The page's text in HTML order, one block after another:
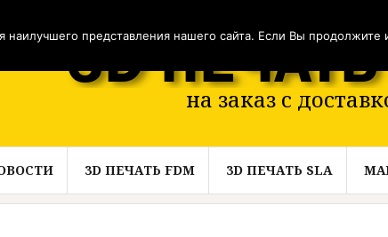
на заказ с
3D ПЕЧАТЬ FDM 3D ПЕЧАТЬ SLA
представления нашего сайта. Если Вы продолжите